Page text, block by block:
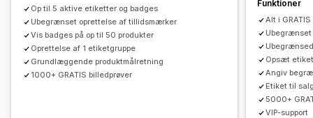
Tilpassede sider
Side med indkøbskurv
Kollektionssider
Sidehoved Startside Landingssider
Søgeside
Op til 5 aktive etiketter og badges
Ubegrænset oprettelse af tillidsmærker
Vis badges på op til 50 produkter
Oprettelse af 1 etiketgruppe
Grundlæggende produktmålretning
1000+ GRATIS billedprøver
Funktioner
Alt i GRATIS
Opsæt
Angiv
Etiket til
5000+
VIP-support